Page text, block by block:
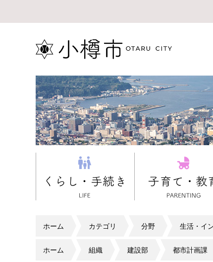
ホーム カテゴリ 分野 生活・イ
ホーム 組織 建設部 都市計画課